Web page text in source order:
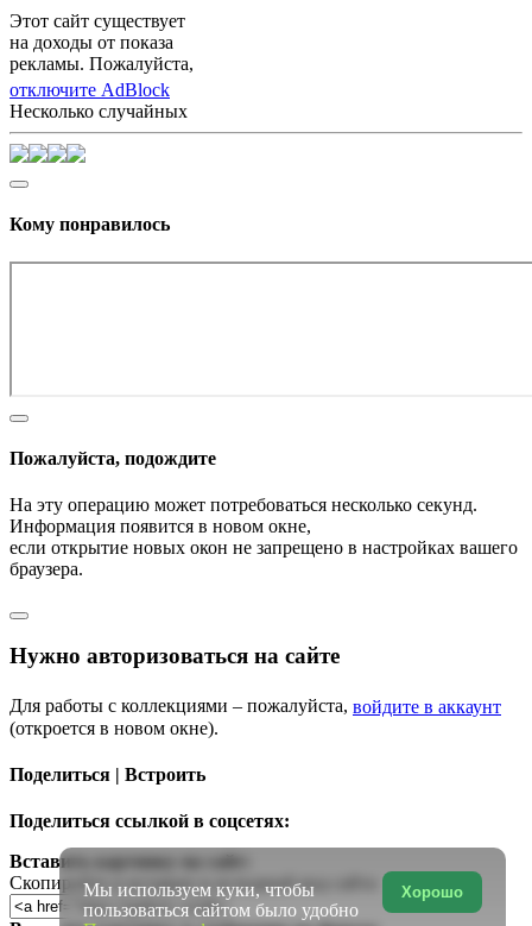
Этот сайт существует
на доходы от показа
рекламы. Пожалуйста,
отключите AdBlock
Несколько случайных
Кому понравилось
Пожалуйста, подождите
На эту операцию может потребоваться несколько секунд.
Информация появится в новом окне,
если открытие новых окон не запрещено в настройках вашего
браузера.
Нужно авторизоваться на сайте
Для работы с коллекциями – пожалуйста, войдите в аккаунт
(откроется в новом окне).
Поделиться | Встроить
Поделиться ссылкой в соцсетях:
Вставить картинку на сайт:
Скопируйте и вставьте в исходный код сайта
Хорошо
Мы используем куки, чтобы
пользоваться сайтом было удобно